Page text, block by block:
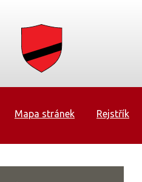
Mapa stránek Rejstřík